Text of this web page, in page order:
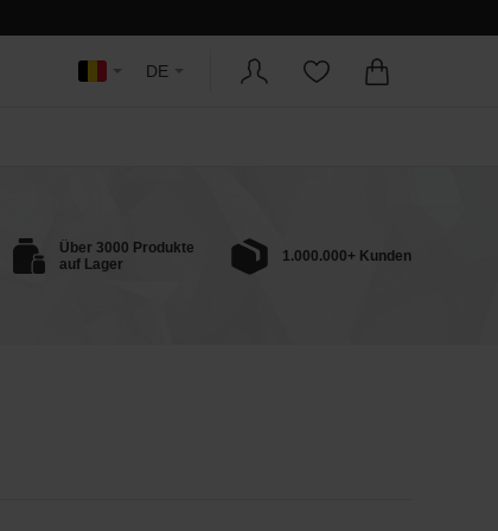
DE
Über 3000 Produkte
auf Lager
1.000.000+ Kunden